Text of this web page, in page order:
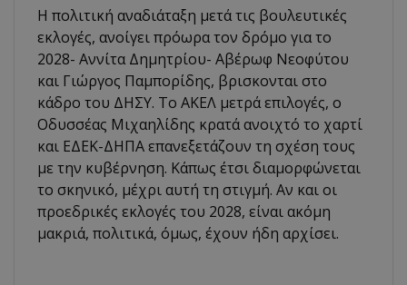
Η πολιτική αναδιάταξη μετά τις βουλευτικές
εκλογές, ανοίγει πρόωρα τον δρόμο για το
2028- Αννίτα Δημητρίου- Αβέρωφ Νεοφύτου
και Γιώργος Παμπορίδης, βρισκονται στο
κάδρο του ΔΗΣΥ. Το ΑΚΕΛ μετρά επιλογές, ο
Οδυσσέας Μιχαηλίδης κρατά ανοιχτό το χαρτί
και ΕΔΕΚ-ΔΗΠΑ επανεξετάζουν τη σχέση τους
με την κυβέρνηση. Κάπως έτσι διαμορφώνεται
το σκηνικό, μέχρι αυτή τη στιγμή. Αν και οι
προεδρικές εκλογές του 2028, είναι ακόμη
μακριά, πολιτικά, όμως, έχουν ήδη αρχίσει.